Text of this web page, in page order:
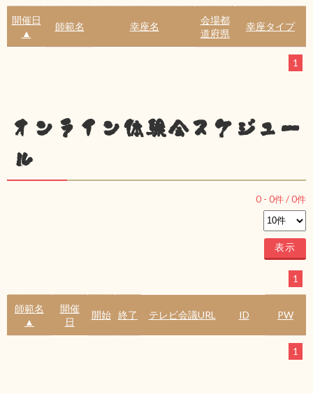
開催日
▲
師範名 幸座名
会場都
道府県
幸座タイプ
1
オンライン体験会スケジュー
ル
0 - 0件 /0件
1
師範名
▲
開催
日
開始 終了 テレビ会議URL ID PW
1